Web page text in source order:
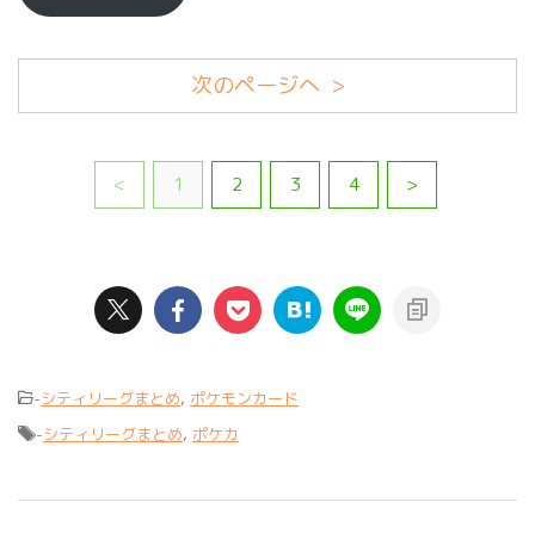
次のページへ >
< 1 2 3 4 >
-シティリーグまとめ, ポケモンカード
-シティリーグまとめ, ポケカ